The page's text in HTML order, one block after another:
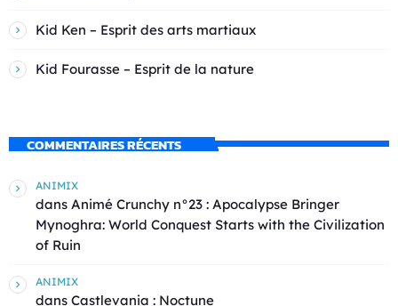
Kid Ken – Esprit des arts martiaux
Kid Fourasse – Esprit de la nature
COMMENTAIRES RÉCENTS
ANIMIX
dans Animé Crunchy n°23 : Apocalypse Bringer
Mynoghra: World Conquest Starts with the Civilization
of Ruin
ANIMIX
dans Castlevania : Noctune